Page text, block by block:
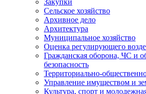
Закупки
Сельское хозяйство
Архивное дело
Архитектура
Муниципальное хозяйство
Оценка регулирующего
Гражданская оборона, ЧС и
безопасность
Территориально-
Управление имуществом и
Культура, спорт и